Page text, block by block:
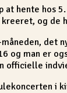
hente hos
kreeret, og
det
og man er
officielle
i